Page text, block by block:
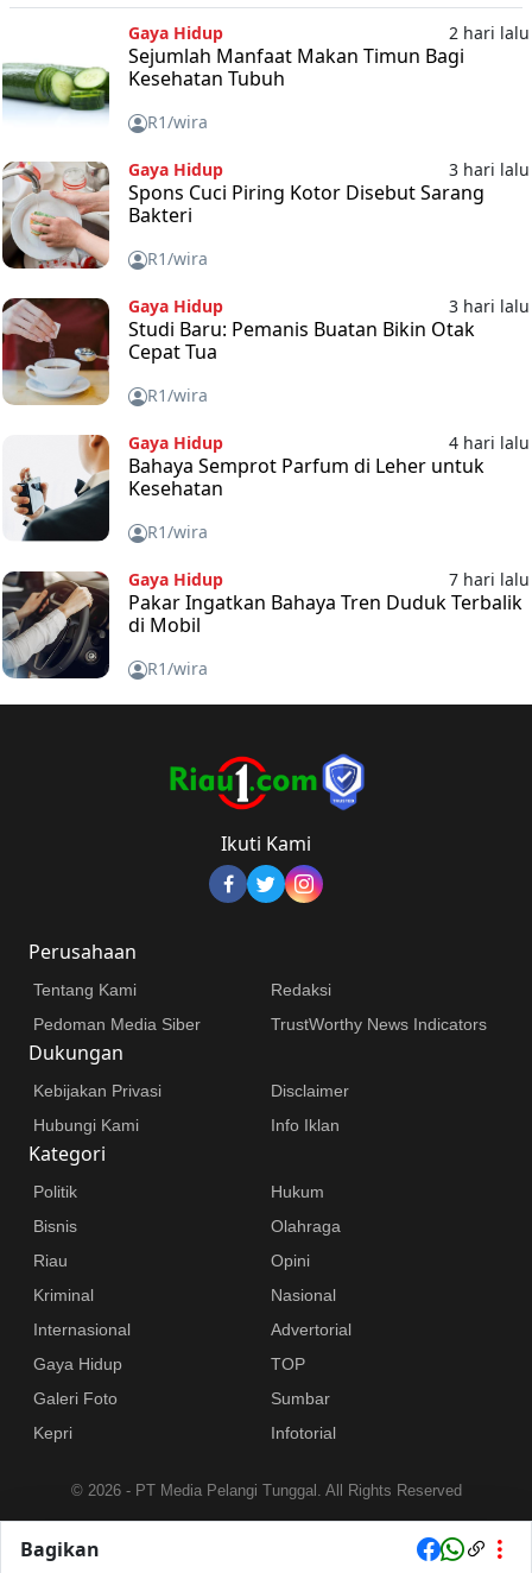
Gaya Hidup 2 hari lalu
Sejumlah Manfaat Makan Timun Bagi
Kesehatan Tubuh
R1/wira
Gaya Hidup 3 hari lalu
Spons Cuci Piring Kotor Disebut Sarang
Bakteri
R1/wira
Gaya Hidup 3 hari lalu
Studi Baru: Pemanis Buatan Bikin Otak
Cepat Tua
R1/wira
Gaya Hidup 4 hari lalu
Bahaya Semprot Parfum di Leher untuk
Kesehatan
R1/wira
Gaya Hidup 7 hari lalu
Pakar Ingatkan Bahaya Tren Duduk Terbalik
di Mobil
R1/wira
Bagikan
Ikuti Kami
Perusahaan
Tentang Kami
Redaksi
Pedoman Media Siber
TrustWorthy News Indicators
Dukungan
Kebijakan Privasi
Disclaimer
Hubungi Kami
Info Iklan
Kategori
Politik
Hukum
Bisnis
Olahraga
Riau
Opini
Kriminal
Nasional
Internasional
Advertorial
Gaya Hidup
TOP
Galeri Foto
Sumbar
Kepri
Infotorial
© 2026 - PT Media Pelangi Tunggal. All Rights Reserved